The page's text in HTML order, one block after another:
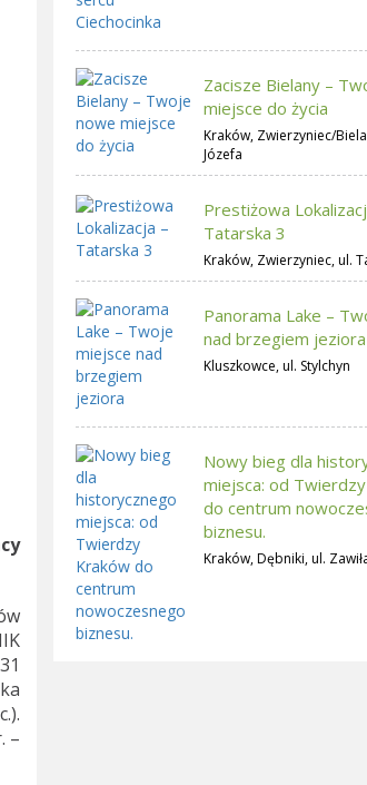
–
Zacisze Bielany –
miejsce do życia
Kraków, Zwierzyniec/
Józefa
Prestiżowa
Tatarska 3
Kraków, Zwierzyniec, ul.
Panorama Lake –
nad brzegiem jeziora
Kluszkowce, ul. Stylchyn
Nowy bieg dla
miejsca: od
do centrum
biznesu.
Kraków, Dębniki, ul.